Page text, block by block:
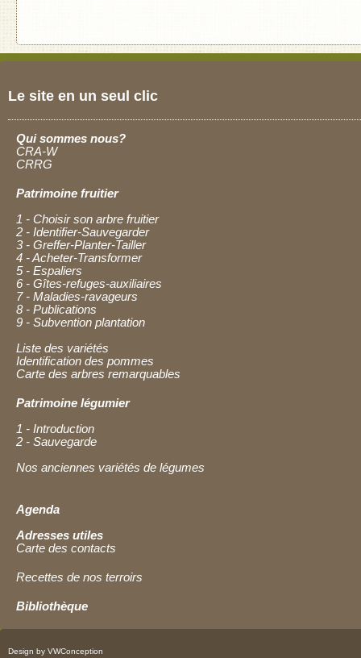
Le site en un seul clic
Qui sommes nous?
CRA-W
CRRG
Patrimoine fruitier
1 - Choisir son arbre fruitier
2 - Identifier-Sauvegarder
3 - Greffer-Planter-Tailler
4 - Acheter-Transformer
5 - Espaliers
6 - Gîtes-refuges-auxiliaires
7 - Maladies-ravageurs
8 - Publications
9 - Subvention plantation
Liste des variétés
Identification des pommes
Carte des arbres remarquables
Patrimoine légumier
1 - Introduction
2 - Sauvegarde
Nos anciennes variétés de légumes
Agenda
Adresses utiles
Carte des contacts
Recettes de nos terroirs
Bibliothèque
Design by VWConception